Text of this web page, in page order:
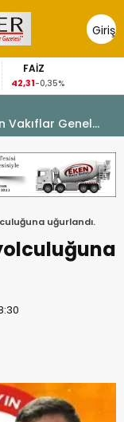
Giriş
Yap
Vakıflar Genel
uğurlandı.